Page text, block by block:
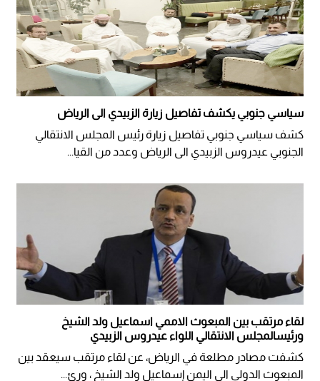
سياسي جنوبي يكشف تفاصيل زيارة الزبيدي الى الرياض
كشف سياسي جنوبي تفاصيل زيارة رئيس المجلس الانتقالي
الجنوبي عيدروس الزبيدي الى الرياض وعدد من القيا...
لقاء مرتقب بين المبعوث الاممي اسماعيل ولد الشيخ
ورئيسالمجلس الانتقالي اللواء عيدروس الزبيدي
كشفت مصادر مطلعة في الرياض، عن لقاء مرتقب سيعقد بين
المبعوث الدولي الى اليمن إسماعيل ولد الشيخ ، ورئ...